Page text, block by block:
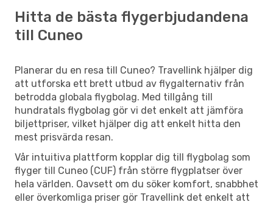
Hitta de bästa flygerbjudandena
till Cuneo
Planerar du en resa till Cuneo? Travellink hjälper dig
att utforska ett brett utbud av flygalternativ från
betrodda globala flygbolag. Med tillgång till
hundratals flygbolag gör vi det enkelt att jämföra
biljettpriser, vilket hjälper dig att enkelt hitta den
mest prisvärda resan.
Vår intuitiva plattform kopplar dig till flygbolag som
flyger till Cuneo (CUF) från större flygplatser över
hela världen. Oavsett om du söker komfort, snabbhet
eller överkomliga priser gör Travellink det enkelt att